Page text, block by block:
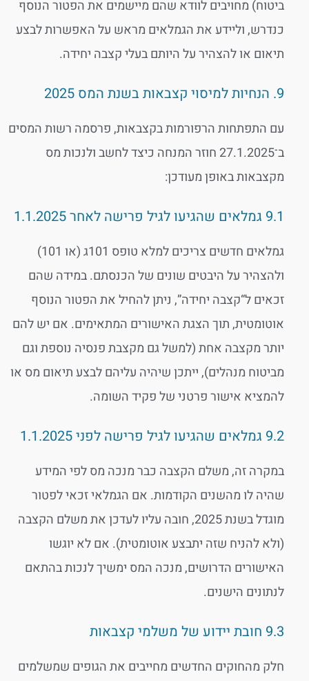
ביטוח) מחויבים לוודא שהם מיישמים את הפטור הנוסף
כנדרש, וליידע את הגמלאים מראש על האפשרות לבצע
תיאום או להצהיר על היותם בעלי קצבה יחידה.
9. הנחיות למיסוי קצבאות בשנת המס 2025
עם התפתחות הרפורמות בקצבאות, פרסמה רשות המסים
ב־27.1.2025 חוזר המנחה כיצד לחשב ולנכות מס
מקצבאות באופן מעודכן:
9.1 גמלאים שהגיעו לגיל פרישה לאחר 1.1.2025
גמלאים חדשים צריכים למלא טופס 101ג (או 101)
ולהצהיר על היבטים שונים של הכנסתם. במידה שהם
זכאים ל“קצבה יחידה”, ניתן להחיל את הפטור הנוסף
אוטומטית, תוך הצגת האישורים המתאימים. אם יש להם
יותר מקצבה אחת (למשל גם מקצבת פנסיה נוספת וגם
מביטוח מנהלים), ייתכן שיהיה עליהם לבצע תיאום מס או
להמציא אישור פרטני של פקיד השומה.
9.2 גמלאים שהגיעו לגיל פרישה לפני 1.1.2025
במקרה זה, משלם הקצבה כבר מנכה מס לפי המידע
שהיה לו מהשנים הקודמות. אם הגמלאי זכאי לפטור
מוגדל בשנת 2025, חובה עליו לעדכן את משלם הקצבה
(ולא להניח שזה יתבצע אוטומטית). אם לא יוגשו
האישורים הדרושים, מנכה המס ימשיך לנכות בהתאם
לנתונים הישנים.
9.3 חובת יידוע של משלמי קצבאות
חלק מהחוקים החדשים מחייבים את הגופים שמשלמים